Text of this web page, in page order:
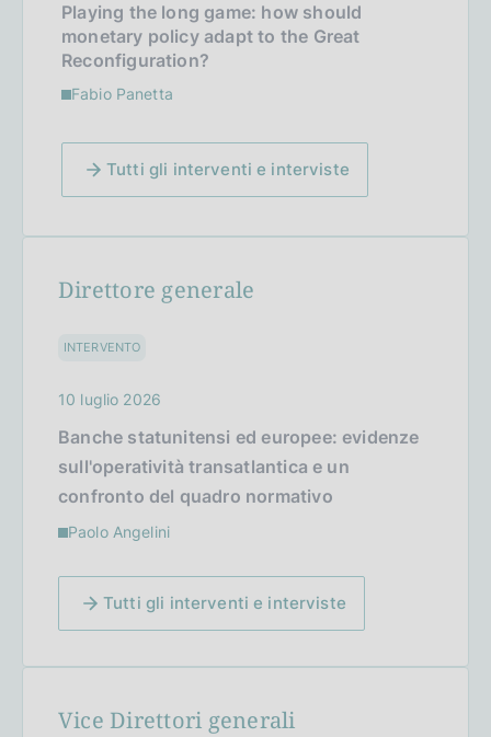
Playing the long game: how should
monetary policy adapt to the Great
Reconfiguration?
Fabio Panetta
Tutti gli interventi e interviste
Direttore generale
INTERVENTO
10 luglio 2026
Banche statunitensi ed europee: evidenze
sull'operatività transatlantica e un
confronto del quadro normativo
Paolo Angelini
Tutti gli interventi e interviste
Vice Direttori generali